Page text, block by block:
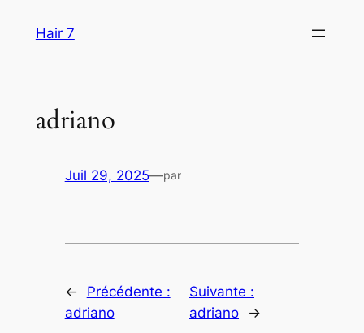
Hair 7
adriano
Juil 29, 2025—par
←
Précédente :
adriano
Suivante :
adriano
→